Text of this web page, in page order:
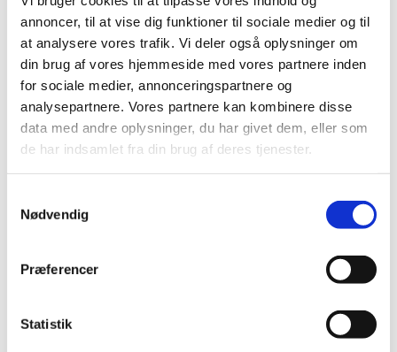
annoncer, til at vise dig funktioner til sociale medier og til
at analysere vores trafik. Vi deler også oplysninger om
din brug af vores hjemmeside med vores partnere inden
for sociale medier, annonceringspartnere og
analysepartnere. Vores partnere kan kombinere disse
data med andre oplysninger, du har givet dem, eller som
de har indsamlet fra din brug af deres tjenester.
Nødvendig
Præferencer
Statistik
vildt meget liv i at leve. For virkeligheden er,
som den er. Den er vidunderlig, og så er den
helt vildt brutal.
Efter Lottes tale fik Christian Busch ordet, og i
hans takketale fortalte han bl.a. om sit lange
arbejde på Rigshospitalet:
Det tog, jeg sprang på og kærligt blev sat på,
med et menneskesyn, et værdisæt, en etik,